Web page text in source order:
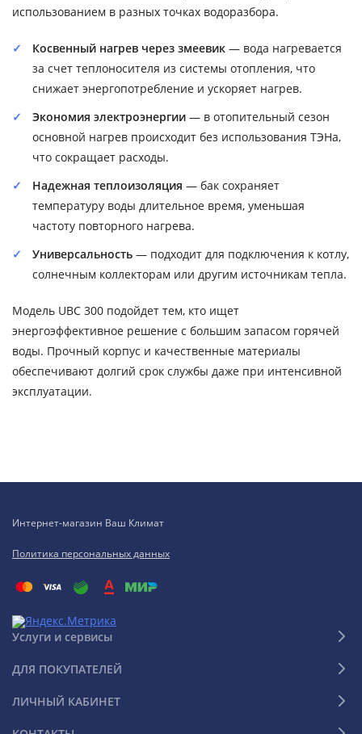
использованием в разных точках водоразбора.
Косвенный нагрев через змеевик — вода нагревается
за счет теплоносителя из системы отопления, что
снижает энергопотребление и ускоряет нагрев.
Экономия электроэнергии — в отопительный сезон
основной нагрев происходит без использования ТЭНа,
что сокращает расходы.
Надежная теплоизоляция — бак сохраняет
температуру воды длительное время, уменьшая
частоту повторного нагрева.
Универсальность — подходит для подключения к котлу,
солнечным коллекторам или другим источникам тепла.
Модель UBC 300 подойдет тем, кто ищет
энергоэффективное решение с большим запасом горячей
воды. Прочный корпус и качественные материалы
обеспечивают долгий срок службы даже при интенсивной
эксплуатации.
Интернет-магазин Ваш Климат
Политика персональных данных
Услуги и сервисы
ДЛЯ ПОКУПАТЕЛЕЙ
ЛИЧНЫЙ КАБИНЕТ